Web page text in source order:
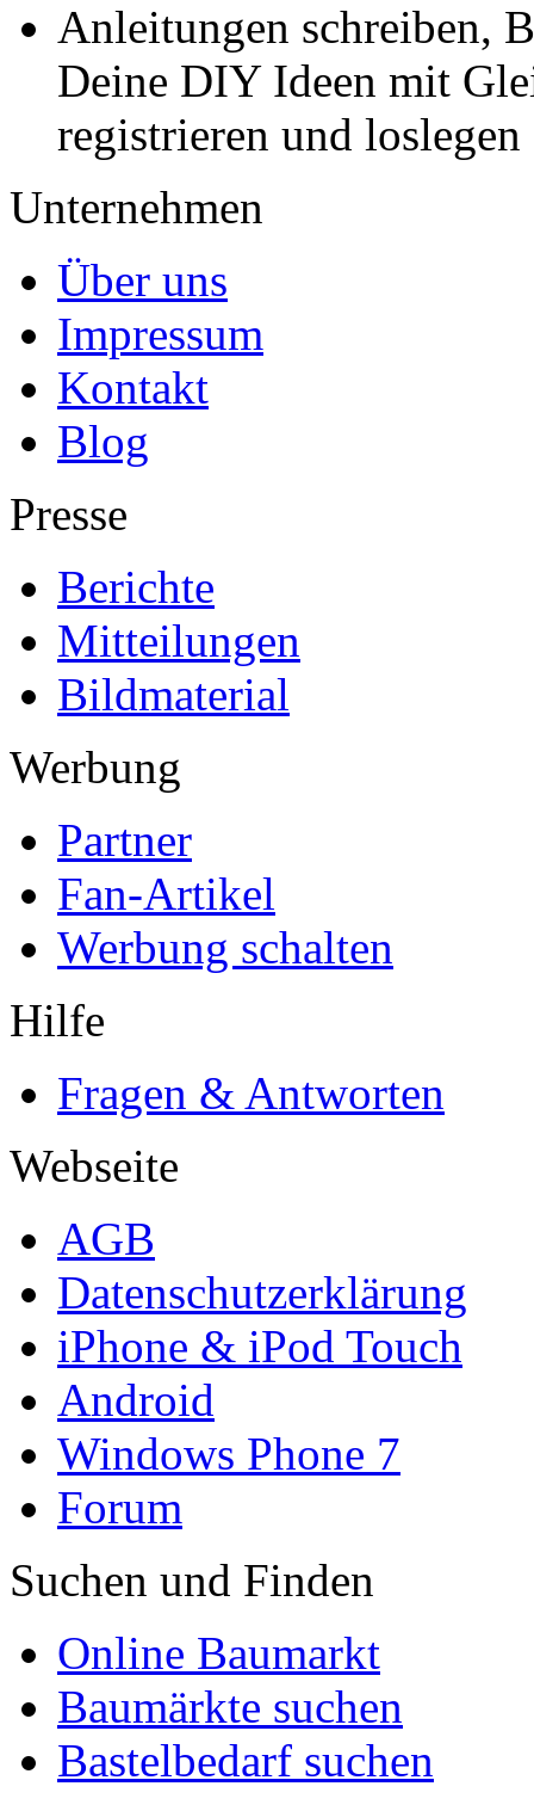
Anleitungen schreiben,
Deine DIY Ideen mit
registrieren und loslegen
Unternehmen
Über uns
Impressum
Kontakt
Blog
Presse
Berichte
Mitteilungen
Bildmaterial
Werbung
Partner
Fan-Artikel
Werbung schalten
Hilfe
Fragen & Antworten
Webseite
AGB
Datenschutzerklärung
iPhone & iPod Touch
Android
Windows Phone 7
Forum
Suchen und Finden
Online Baumarkt
Baumärkte suchen
Bastelbedarf suchen